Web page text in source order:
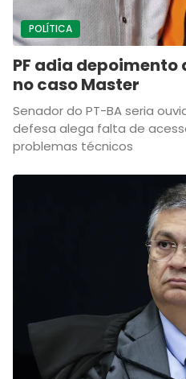
POLÍTICA
PF adia depoimento
no caso Master
Senador do PT-BA seria
defesa alega falta de
problemas técnicos